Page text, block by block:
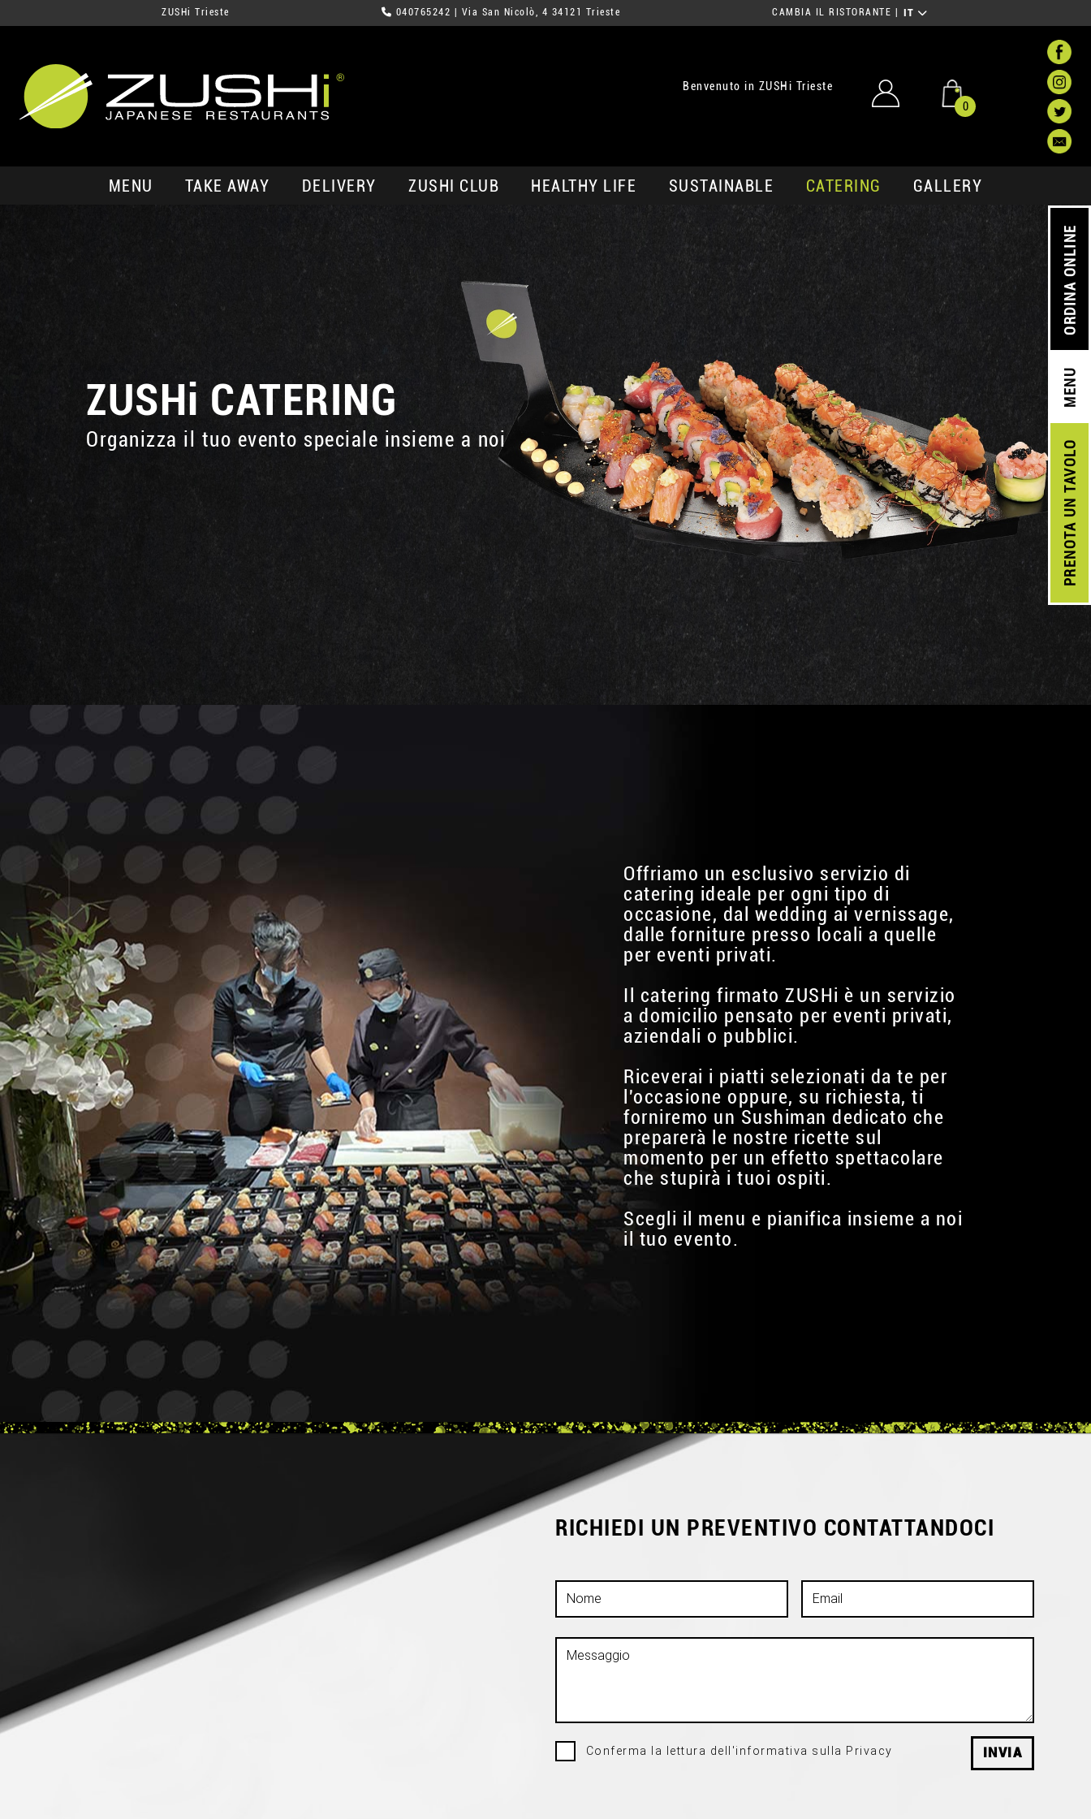
ZUSHi Trieste 040765242 | Via San Nicolò, 4 34121 Trieste CAMBIA IL RISTORANTE IT
Benvenuto in ZUSHi Trieste
0
MENU TAKE AWAY DELIVERY ZUSHI CLUB HEALTHY LIFE SUSTAINABLE CATERING GALLERY
PRENOTA
UN TAVOLO
MENU
ORDINA ONLINE
ZUSHi CATERING
Organizza il tuo evento speciale insieme a noi
Offriamo un esclusivo servizio di
catering ideale per ogni tipo di
occasione, dal wedding ai vernissage,
dalle forniture presso locali a quelle
per eventi privati.
Il catering firmato ZUSHi è un servizio
a domicilio pensato per eventi privati,
aziendali o pubblici.
Riceverai i piatti selezionati da te per
l'occasione oppure, su richiesta, ti
forniremo un Sushiman dedicato che
preparerà le nostre ricette sul
momento per un effetto spettacolare
che stupirà i tuoi ospiti.
Scegli il menu e pianifica insieme a noi
il tuo evento.
RICHIEDI UN PREVENTIVO CONTATTANDOCI
Conferma la lettura dell'informativa sulla Privacy INVIA